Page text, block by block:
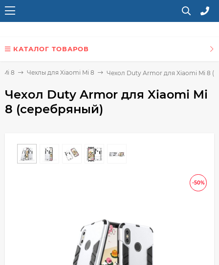
КАТАЛОГ ТОВАРОВ
Mi 8 Чехлы для Xiaomi Mi 8 Чехол Duty Armor для Xiaomi Mi 8
Чехол Duty Armor для Xiaomi Mi
8 (серебряный)
-50%